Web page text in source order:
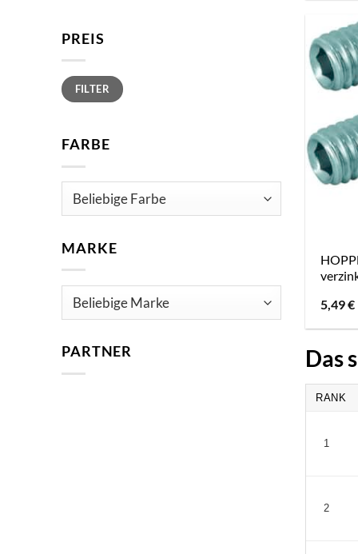
PREIS
Min.
Preis
Max.
PreisFILTER
FARBE
MARKE
PARTNER
5,49€
Das
RANK
1
2